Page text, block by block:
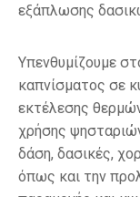
εξάπλωσης
Υπενθυμίζουμε
καπνίσματος σε
εκτέλεσης
χρήσης
δάση, δασικές,
όπως και την